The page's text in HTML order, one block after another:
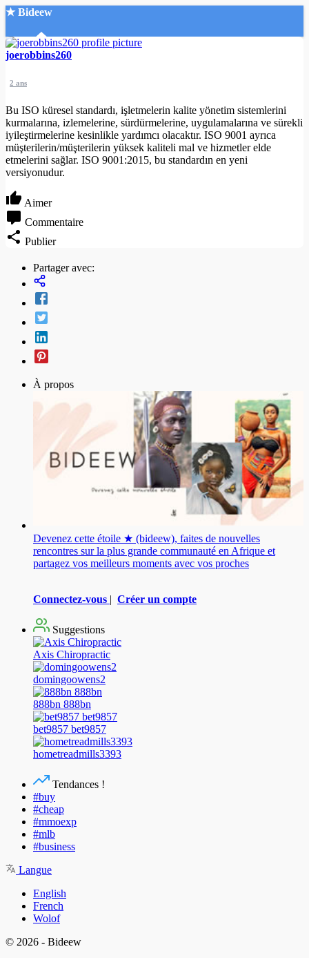
★ Bideew
Accueil
Recherche Avancée
Mode nuit
joerobbins260
2 ans
Bu ISO küresel standardı, işletmelerin kalite yönetim sistemlerini
kurmalarına, izlemelerine, sürdürmelerine, uygulamalarına ve sürekli
iyileştirmelerine kesinlikle yardımcı olacaktır. ISO 9001 ayrıca
müşterilerin/müşterilerin yüksek kaliteli mal ve hizmetler elde
etmelerini sağlar. ISO 9001:2015, bu standardın en yeni
versiyonudur.
Aimer
Commentaire
Publier
Partager avec:
À propos
Devenez cette étoile ★ (bideew), faites de nouvelles
rencontres sur la plus grande communauté en Afrique et
partagez vos meilleurs moments avec vos proches
Connectez-vous | Créer un compte
Suggestions
Axis Chiropractic
domingoowens2
888bn 888bn
bet9857 bet9857
hometreadmills3393
Tendances !
#buy
#cheap
#mmoexp
#mlb
#business
Langue
English
French
Wolof
© 2026 - Bideew